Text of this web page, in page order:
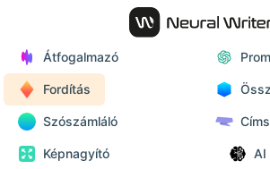
Átfogalmazó
Fordítás
Szószámláló
Képnagyító AI